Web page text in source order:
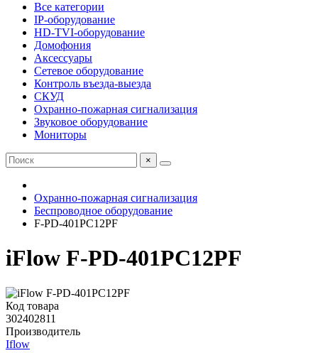
Все категории
IP-оборудование
HD-TVI-оборудование
Домофония
Аксессуары
Сетевое оборудование
Контроль въезда-выезда
СКУД
Охранно-пожарная сигнализация
Звуковое оборудование
Мониторы
×
Охранно-пожарная сигнализация
Беспроводное оборудование
F-PD-401PC12PF
iFlow F-PD-401PC12PF
Код товара
302402811
Производитель
Iflow